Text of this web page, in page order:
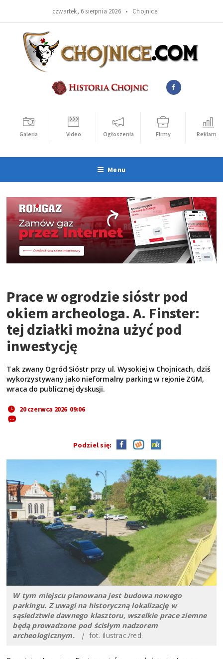
czwartek, 6 sierpnia 2026 • Chojnice
Galeria Video Ogłoszenia Firmy Reklama
Menu
Prace w ogrodzie sióstr pod
okiem archeologa. A. Finster:
tej działki można użyć pod
inwestycję
Tak zwany Ogród Sióstr przy ul. Wysokiej w Chojnicach, dziś
wykorzystywany jako nieformalny parking w rejonie ZGM,
wraca do publicznej dyskusji.
20 czerwca 2026 09:06
Podziel się:
W tym miejscu planowana jest budowa nowego
parkingu. Z uwagi na historyczną lokalizację w
sąsiedztwie dawnego klasztoru, wszelkie prace ziemne
będą prowadzone pod ścisłym nadzorem
archeologicznym.| fot. ilustrac./red.